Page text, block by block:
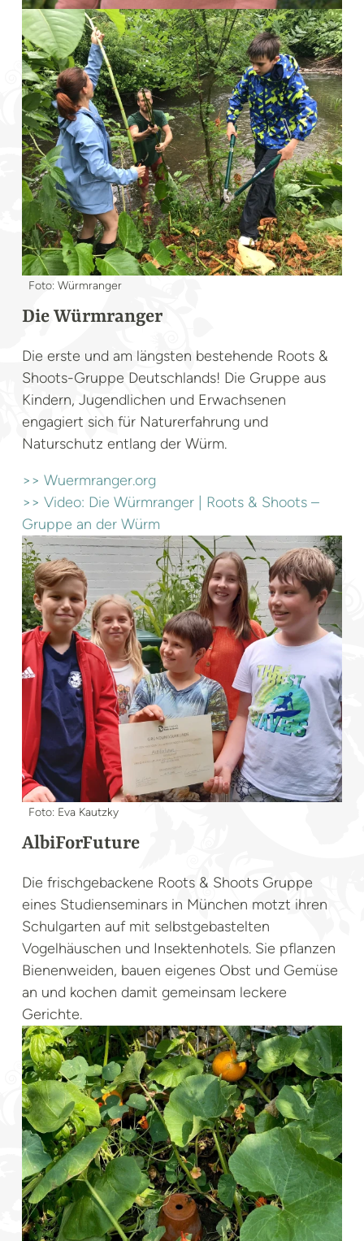
Foto: Würmranger
Die Würmranger
Die erste und am längsten bestehende Roots &
Shoots-Gruppe Deutschlands! Die Gruppe aus
Kindern, Jugendlichen und Erwachsenen
engagiert sich für Naturerfahrung und
Naturschutz entlang der Würm.
>> Wuermranger.org
>> Video: Die Würmranger | Roots & Shoots –
Gruppe an der Würm
Foto: Eva Kautzky
AlbiForFuture
Die frischgebackene Roots & Shoots Gruppe
eines Studienseminars in München motzt ihren
Schulgarten auf mit selbstgebastelten
Vogelhäuschen und Insektenhotels. Sie pflanzen
Bienenweiden, bauen eigenes Obst und Gemüse
an und kochen damit gemeinsam leckere
Gerichte.